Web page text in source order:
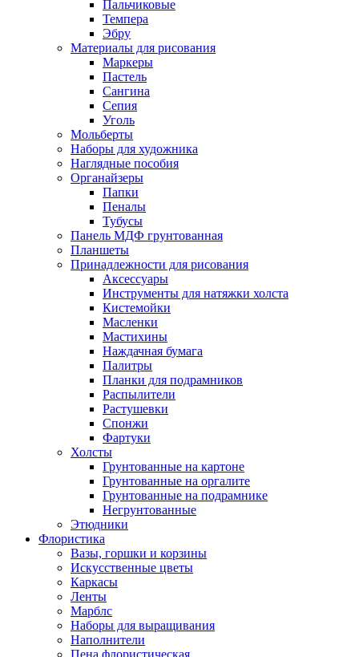
Пальчиковые
Темпера
Эбру
Материалы для рисования
Маркеры
Пастель
Сангина
Сепия
Уголь
Мольберты
Наборы для художника
Наглядные пособия
Органайзеры
Папки
Пеналы
Тубусы
Панель МДФ грунтованная
Планшеты
Принадлежности для рисования
Аксессуары
Инструменты для натяжки холста
Кистемойки
Масленки
Мастихины
Наждачная бумага
Палитры
Планки для подрамников
Распылители
Растушевки
Спонжи
Фартуки
Холсты
Грунтованные на картоне
Грунтованные на оргалите
Грунтованные на подрамнике
Негрунтованные
Этюдники
Флористика
Вазы, горшки и корзины
Искусственные цветы
Каркасы
Ленты
Марблс
Наборы для выращивания
Наполнители
Пена флористическая